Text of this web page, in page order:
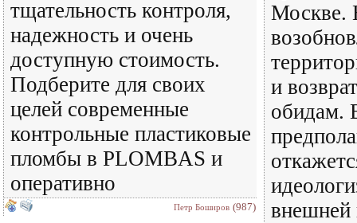
тщательность контроля,
надежность и очень
доступную стоимость.
Подберите для своих
целей современные
контрольные пластиковые
пломбы в PLOMBAS и
оперативно
Петр Боширов (987)
Москве.
и
внешней